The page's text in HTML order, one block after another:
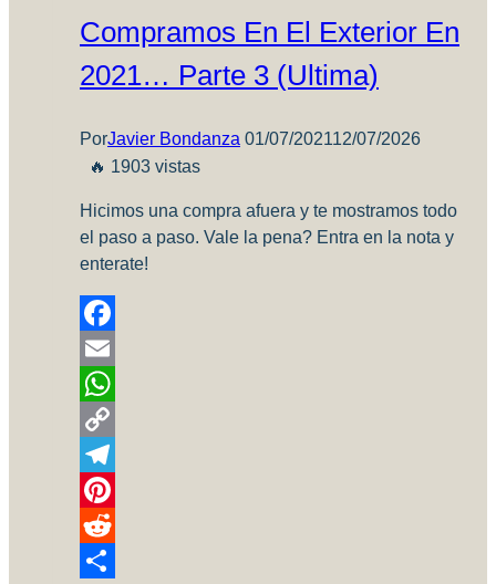
Compramos En El Exterior En
2021… Parte 3 (Ultima)
PorJavier Bondanza 01/07/202112/07/2026
🔥 1903 vistas
Hicimos una compra afuera y te mostramos todo
el paso a paso. Vale la pena? Entra en la nota y
enterate!
Facebook
Email
WhatsApp
Copy
Link
Telegram
Pinterest
Reddit